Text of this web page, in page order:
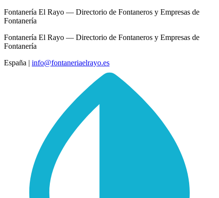
Fontanería El Rayo — Directorio de Fontaneros y Empresas de
Fontanería
Fontanería El Rayo — Directorio de Fontaneros y Empresas de
Fontanería
España | info@fontaneriaelrayo.es